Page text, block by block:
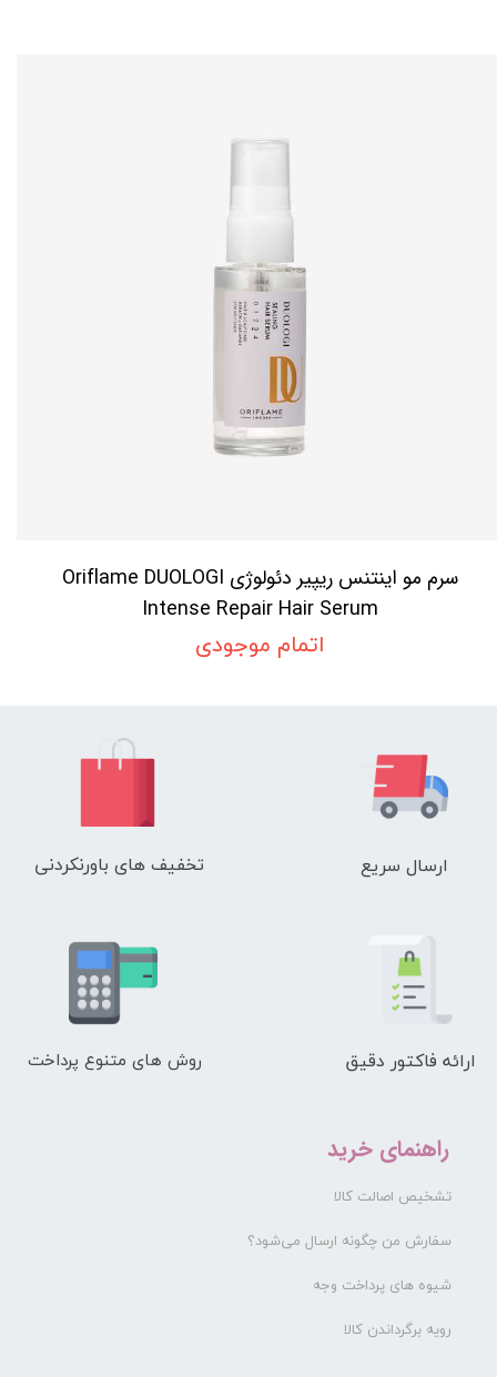
سرم مو اینتنس ریپیر دئولوژی Oriflame DUOLOGI
Intense Repair Hair Serum
اتمام موجودی
ارسال سریع تخفیف های باورنکردنی
ارائه فاکتور دقیق روش های متنوع پرداخت
راهنمای خرید
تشخیص اصالت کالا
سفارش من چگونه ارسال می‌شود؟
شیوه های پرداخت وجه
رویه برگرداندن کالا